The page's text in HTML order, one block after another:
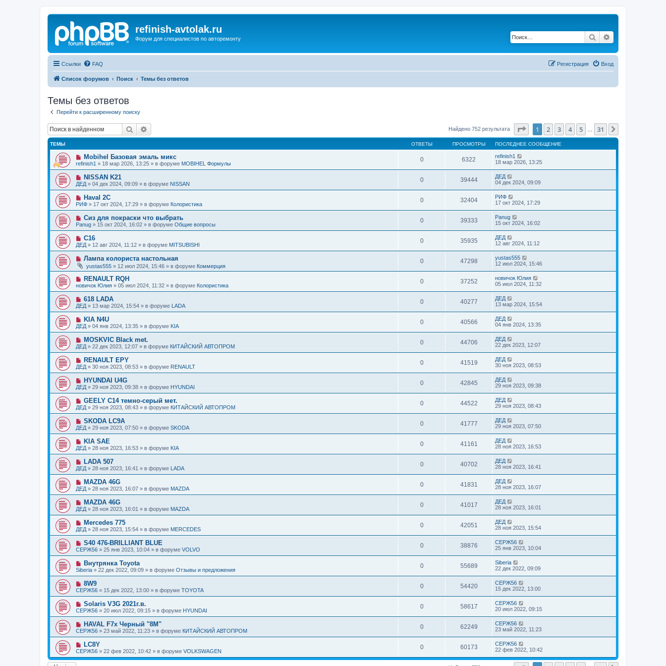
refinish-avtolak.ru
Форум для специалистов по авторемонту Поиск
Ссылки FAQ Вход
Регистрация
Список форумов Поиск Темы без ответов
Темы без ответов
Перейти к расширенному поиску
Поиск Найдено 752 результата Страница1 из 31
1 2 3 4 5 31
ТЕМЫ ОТВЕТЫ ПРОСМОТРЫ ПОСЛЕДНЕЕ СООБЩЕНИЕ
Н
о
в
о
е
с
о
б
щ
е
н
и
е
Mobihel Базовая эмаль микс
refinish1 » 18 мар 2026, 13:25 » в форуме MOBIHEL Формулы
0 6322
refinish1
18 мар 2026, 13:25
Н
о
в
о
е
с
о
о
б
щ
е
н
и
е
NISSAN K21
ДЕД » 04 дек 2024, 09:09 » в форуме NISSAN
0 39444
ДЕД
04 дек 2024, 09:09
Н
о
в
е
с
о
о
б
щ
е
н
и
е
Haval 2C
РИФ » 17 окт 2024, 17:29 » в форуме Колористика
0 32404
РИФ
17 окт 2024, 17:29
Н
о
в
е
с
о
о
б
щ
е
н
и
е
Сиз для покраски что выбрать
Panug » 15 окт 2024, 16:02 » в форуме Общие вопросы
0 39333
Panug
15 окт 2024, 16:02
Н
о
в
е
с
о
б
щ
е
н
и
е
C16
ДЕД » 12 авг 2024, 11:12 » в форуме MITSUBISHI
0 35935
ДЕД
12 авг 2024, 11:12
Н
в
о
е
с
о
о
б
щ
е
н
и
е
Лампа колориста настольная
yustas555 » 12 июл 2024, 15:46 » в форуме Коммерция
0 47298
yustas555
12 июл 2024, 15:46
Н
о
в
е
с
о
б
щ
е
н
и
е
RENAULT RQH
новичок Юлия » 05 июл 2024, 11:32 » в форуме Колористика
0 37252
новичок Юлия
05 июл 2024, 11:32
Н
о
в
о
е
с
о
б
щ
е
н
и
е
618 LADA
ДЕД » 13 мар 2024, 15:54 » в форуме LADA
0 40277
ДЕД
13 мар 2024, 15:54
Н
о
в
о
е
с
о
б
щ
е
н
и
е
KIA N4U
ДЕД » 04 янв 2024, 13:35 » в форуме KIA
0 40566
ДЕД
04 янв 2024, 13:35
Н
о
в
о
е
с
о
б
щ
е
н
и
е
MOSKVIC Black met.
ДЕД » 22 дек 2023, 12:07 » в форуме КИТАЙСКИЙ АВТОПРОМ
0 44706
ДЕД
22 дек 2023, 12:07
Н
о
в
о
е
с
о
о
б
щ
е
н
и
е
RENAULT EPY
ДЕД » 30 ноя 2023, 08:53 » в форуме RENAULT
0 41519
ДЕД
30 ноя 2023, 08:53
Н
о
в
е
с
о
о
б
щ
е
н
и
е
HYUNDAI U4G
ДЕД » 29 ноя 2023, 09:38 » в форуме HYUNDAI
0 42845
ДЕД
29 ноя 2023, 09:38
Н
о
в
о
е
с
о
б
щ
е
н
и
е
GEELY C14 темно-серый мет.
ДЕД » 29 ноя 2023, 08:43 » в форуме КИТАЙСКИЙ АВТОПРОМ
0 44522
ДЕД
29 ноя 2023, 08:43
Н
о
в
о
е
с
о
б
щ
е
н
и
е
SKODA LC9A
ДЕД » 29 ноя 2023, 07:50 » в форуме SKODA
0 41777
ДЕД
29 ноя 2023, 07:50
Н
о
в
о
е
с
о
б
щ
е
н
и
е
KIA SAE
ДЕД » 28 ноя 2023, 16:53 » в форуме KIA
0 41161
ДЕД
28 ноя 2023, 16:53
Н
о
в
о
е
с
о
б
щ
е
н
и
е
LADA 507
ДЕД » 28 ноя 2023, 16:41 » в форуме LADA
0 40702
ДЕД
28 ноя 2023, 16:41
Н
о
в
о
е
с
о
б
щ
е
н
и
е
MAZDA 46G
ДЕД » 28 ноя 2023, 16:07 » в форуме MAZDA
0 41831
ДЕД
28 ноя 2023, 16:07
Н
о
в
о
е
с
о
о
б
щ
е
н
и
е
MAZDA 46G
ДЕД » 28 ноя 2023, 16:01 » в форуме MAZDA
0 41017
ДЕД
28 ноя 2023, 16:01
Н
о
в
о
е
с
о
б
щ
е
н
и
е
Mercedes 775
ДЕД » 28 ноя 2023, 15:54 » в форуме MERCEDES
0 42051
ДЕД
28 ноя 2023, 15:54
Н
о
в
о
е
с
о
о
б
щ
е
н
и
е
S40 476-BRILLIANT BLUE
СЕРЖ56 » 25 янв 2023, 10:04 » в форуме VOLVO
0 38876
СЕРЖ56
25 янв 2023, 10:04
Н
о
в
о
е
с
о
о
б
щ
е
н
и
е
Внутрянка Toyota
Siberia » 22 дек 2022, 09:09 » в форуме Отзывы и предложения
0 55689
Siberia
22 дек 2022, 09:09
Н
о
в
о
е
с
о
б
щ
е
н
и
е
8W9
СЕРЖ56 » 15 дек 2022, 13:00 » в форуме TOYOTA
0 54420
СЕРЖ56
15 дек 2022, 13:00
Н
о
в
о
е
с
о
б
щ
е
Solaris V3G 2021г.в.
СЕРЖ56 » 20 июл 2022, 09:15 » в форуме HYUNDAI
0 58617
СЕРЖ56
20 июл 2022, 09:15
Н
о
в
о
е
с
о
HAVAL F7x Черный "8M"
СЕРЖ56 » 23 май 2022, 11:23 » в форуме КИТАЙСКИЙ АВТОПРОМ
0 62249
СЕРЖ56
23 май 2022, 11:23
Н
о
в
о
LC8Y
СЕРЖ56 » 22 фев 2022, 10:42 » в форуме VOLKSWAGEN
0 60173
СЕРЖ56
22 фев 2022, 10:42